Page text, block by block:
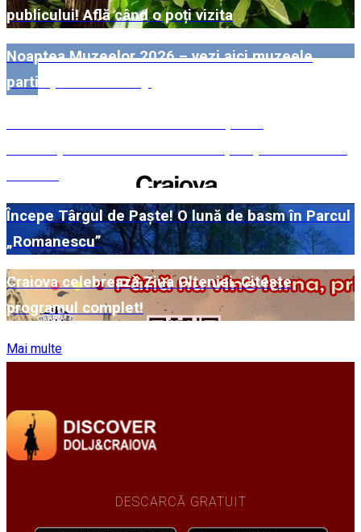
publicului! Află când o poți vizita
Noaptea Muzeelor 2026 – vezi aici muzeele
participante din Dolj!
Începe Târgul de Paște! O lună de basm în Parcul
„Romanescu”
Craiova celebrează Ziua Olteniei. Citește
programul complet!
Mai multe
DESCARCĂ GRATUIT